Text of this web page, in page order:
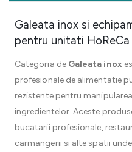
Galeata inox si
pentru unitati HoReCa
Categoria de Galeata inox
profesionale de alimentatie
rezistente pentru
ingredientelor. Aceste
bucatarii profesionale,
carmangerii si alte spatii